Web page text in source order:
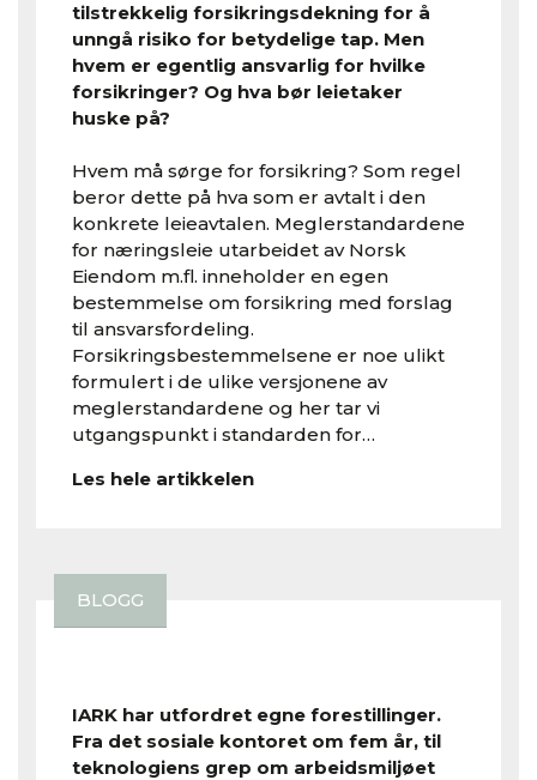
tilstrekkelig forsikringsdekning for å
unngå risiko for betydelige tap. Men
hvem er egentlig ansvarlig for hvilke
forsikringer? Og hva bør leietaker
huske på?
Hvem må sørge for forsikring? Som regel
beror dette på hva som er avtalt i den
konkrete leieavtalen. Meglerstandardene
for næringsleie utarbeidet av Norsk
Eiendom m.fl. inneholder en egen
bestemmelse om forsikring med forslag
til ansvarsfordeling.
Forsikringsbestemmelsene er noe ulikt
formulert i de ulike versjonene av
meglerstandardene og her tar vi
utgangspunkt i standarden for…
Les hele artikkelen
BLOGG
IARK har utfordret egne forestillinger.
Fra det sosiale kontoret om fem år, til
teknologiens grep om arbeidsmiljøet